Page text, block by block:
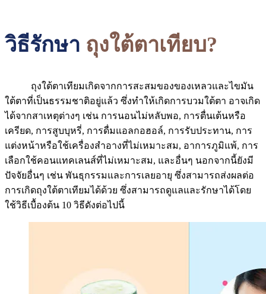
วิธีรักษา ถุงใต้ตาเทียบ?
ถุงใต้ตาเทียมเกิดจากการสะสมของของเหลวและไขมัน
ใต้ตาที่เป็นธรรมชาติอยู่แล้ว ซึ่งทำให้เกิดการบวมใต้ตา อาจเกิด
ได้จากสาเหตุต่างๆ เช่น การนอนไม่หลับพอ, การตื่นเต้นหรือ
เครียด, การสูบบุหรี่, การดื่มแอลกอฮอล์, การรับประทาน, การ
แต่งหน้าหรือใช้เครื่องสำอางที่ไม่เหมาะสม, อาการภูมิแพ้, การ
เลือกใช้คอนแทคเลนส์ที่ไม่เหมาะสม, และอื่นๆ นอกจากนี้ยังมี
ปัจจัยอื่นๆ เช่น พันธุกรรมและการเลยอายุ ซึ่งสามารถส่งผลต่อ
การเกิดถุงใต้ตาเทียมได้ด้วย ซึ่งสามารถดูแลและรักษาได้โดย
ใช้วิธีเบื้องต้น 10 วิธีดังต่อไปนี้